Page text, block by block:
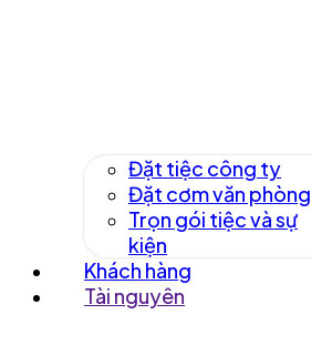
Đặt tiệc công ty
Đặt cơm văn phòng
Trọn gói tiệc và sự
kiện
Khách hàng
Tài nguyên